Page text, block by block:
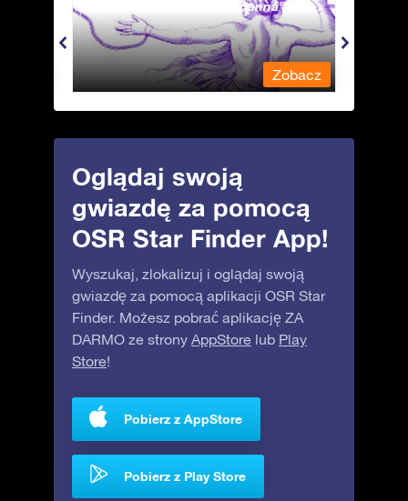
Andromeda - Związana panna
Zobacz
Oglądaj swoją
gwiazdę za pomocą
OSR Star Finder App!
Wyszukaj, zlokalizuj i oglądaj swoją
gwiazdę za pomocą aplikacji OSR Star
Finder. Możesz pobrać aplikację ZA
DARMO ze strony AppStore lub Play
Store!
Pobierz z AppStore
Pobierz z Play Store